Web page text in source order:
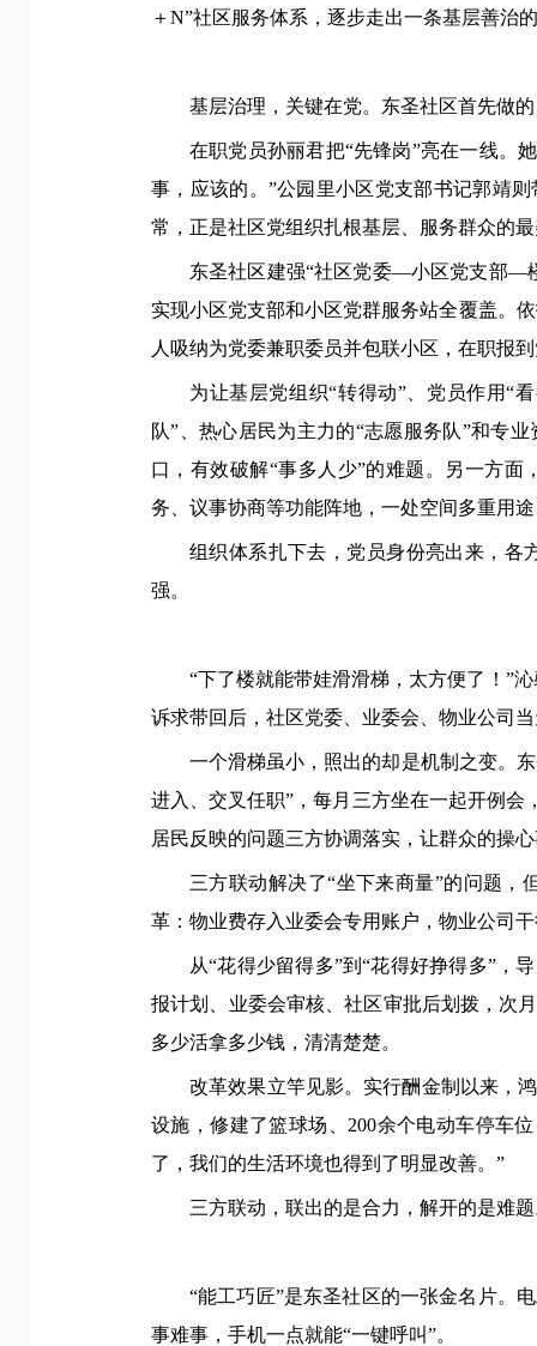
＋N”社区服务体系，逐步走出一条基层善治
基层治理，关键在党。东圣社区首先做
在职党员孙丽君把“先锋岗”亮在一线。
事，应该的。”公园里小区党支部书记郭靖
常，正是社区党组织扎根基层、服务群众的
东圣社区建强“社区党委—小区党支部—
实现小区党支部和小区党群服务站全覆盖。
人吸纳为党委兼职委员并包联小区，在职报
为让基层党组织“转得动”、党员作用“
队”、热心居民为主力的“志愿服务队”和专
口，有效破解“事多人少”的难题。另一方
务、议事协商等功能阵地，一处空间多重用
组织体系扎下去，党员身份亮出来，各
强。
“下了楼就能带娃滑滑梯，太方便了！”
诉求带回后，社区党委、业委会、物业公司
一个滑梯虽小，照出的却是机制之变。
进入、交叉任职”，每月三方坐在一起开例
居民反映的问题三方协调落实，让群众的操
三方联动解决了“坐下来商量”的问题
革：物业费存入业委会专用账户，物业公司
从“花得少留得多”到“花得好挣得多”，
报计划、业委会审核、社区审批后划拨，次
多少活拿多少钱，清清楚楚。
改革效果立竿见影。实行酬金制以来，
设施，修建了篮球场、200余个电动车停车
了，我们的生活环境也得到了明显改善。”
三方联动，联出的是合力，解开的是难
“能工巧匠”是东圣社区的一张金名片。
事难事，手机一点就能“一键呼叫”。